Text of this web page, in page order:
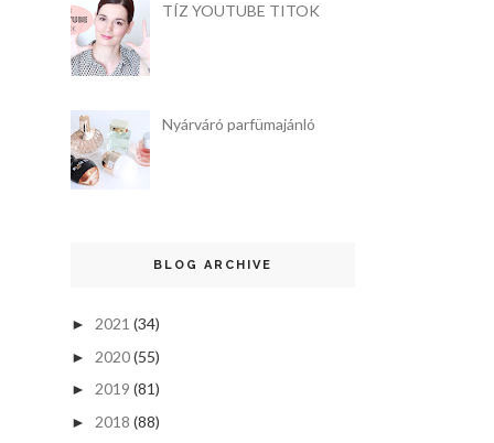
TÍZ YOUTUBE TITOK
Nyárváró parfümajánló
BLOG ARCHIVE
► 2021 (34)
► 2020(55)
► 2019 (81)
► 2018 (88)